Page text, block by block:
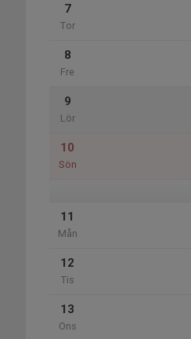
7
Tor
8
Fre
9
Lör
10
Sön
11
Mån
12
Tis
13
Ons